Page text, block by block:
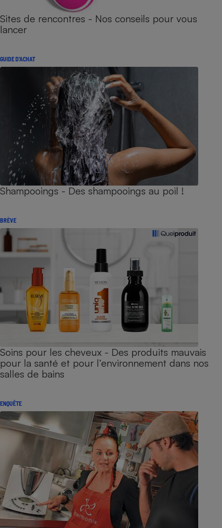
Sites de rencontres - Nos conseils pour vous
lancer
GUIDE D'ACHAT
Shampooings - Des shampooings au poil !
BRÈVE
Soins pour les cheveux - Des produits mauvais
pour la santé et pour l’environnement dans nos
salles de bains
ENQUÊTE